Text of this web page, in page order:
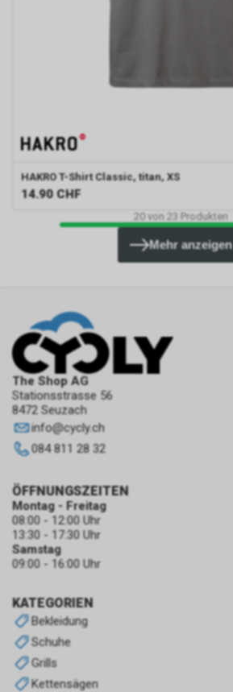
HAKRO T-Shirt Classic, titan, XS
14.90 CHF
20von 23 Produkten
Mehr anzeigen
The Shop AG
Stationsstrasse 56
8472 Seuzach
info@cycly.ch
084 811 28 32
KATEGORIEN
Bekleidung
Schuhe
Grills
Kettensägen
ÖFFNUNGSZEITEN
Montag - Freitag
08:00 - 12:00 Uhr
13:30 - 17:30 Uhr
Samstag
09:00 - 16:00 Uhr